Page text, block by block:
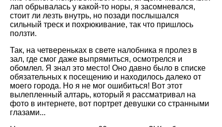
лап обрывалась у какой-то норы, я засомневался,
стоит ли лезть внутрь, но позади послышался
сильный треск и похрюкивание, так что пришлось
ползти.
Так, на четвереньках в свете налобника я пролез в
зал, где смог даже выпрямиться, осмотрелся и
обомлел. Я знал это место! Оно давно было в списке
обязательных к посещению и находилось далеко от
моего города. Но я не мог ошибиться! Вот этот
вылепленный алтарь, который я рассматривал на
фото в интернете, вот портрет девушки со странными
глазами...